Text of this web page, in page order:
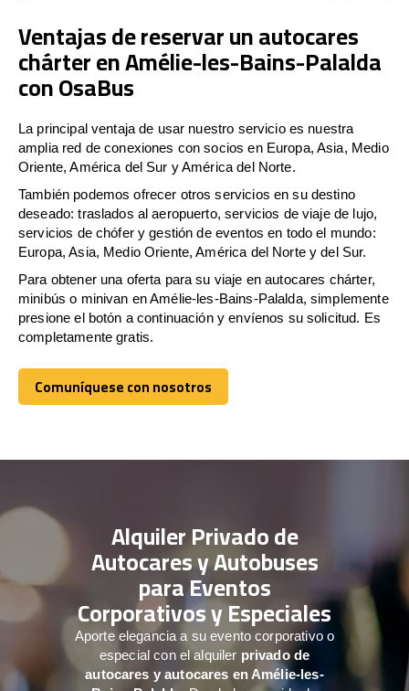
Ventajas de reservar un autocares
chárter en Amélie-les-Bains-Palalda
con OsaBus
La principal ventaja de usar nuestro servicio es nuestra
amplia red de conexiones con socios en Europa, Asia, Medio
Oriente, América del Sur y América del Norte.
También podemos ofrecer otros servicios en su destino
deseado: traslados al aeropuerto, servicios de viaje de lujo,
servicios de chófer y gestión de eventos en todo el mundo:
Europa, Asia, Medio Oriente, América del Norte y del Sur.
Para obtener una oferta para su viaje en autocares chárter,
minibús o minivan en Amélie-les-Bains-Palalda, simplemente
presione el botón a continuación y envíenos su solicitud. Es
completamente gratis.
Comuníquese con nosotros
Comuníquese con nosotros
Alquiler Privado de
Autocares y Autobuses
para Eventos
Corporativos y Especiales
Aporte elegancia a su evento corporativo o
especial con el alquiler privado de
autocares y autocares en Amélie-les-